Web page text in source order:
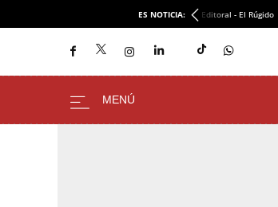
ES NOTICIA: Editoral - El Rúgido